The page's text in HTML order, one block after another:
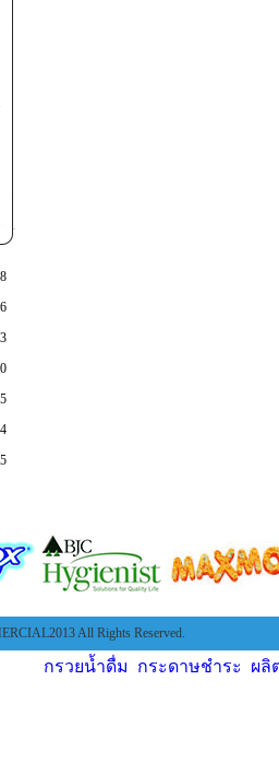
All Rights Reserved.
กรวยน้ำดื่ม กระดาษชำระ ผลิ